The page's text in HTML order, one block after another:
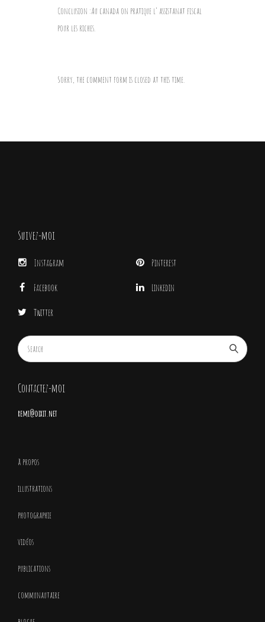
Conclusion :Au canada on pratique l’ assistanat fiscal
pour les riches.
Sorry, the comment form is closed at this time.
Suivez-moi
Instagram
Facebook
Twitter
Pinterest
Linkedin
Contactez-moi
remi@dixit.net
à propos
illustrations
photographie
vidéos
publications
communautaire